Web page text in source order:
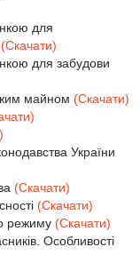
для
(Скачати)
для забудови
майном (Скачати)
України
(Скачати)
(Скачати)
режиму (Скачати)
Особливості